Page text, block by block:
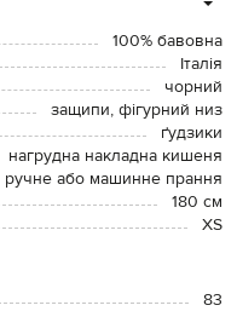
100% бавовна
Італія
чорний
защипи, фігурний низ
ґудзики
нагрудна накладна кишеня
ручне або машинне прання
180 см
XS
83